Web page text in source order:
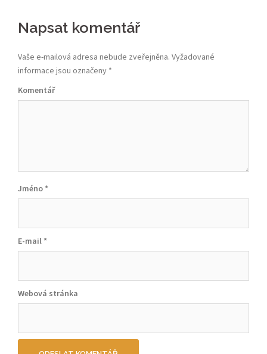
Post
navigation
Napsat komentář
Vaše e-mailová adresa nebude zveřejněna. Vyžadované
informace jsou označeny *
Komentář
Jméno *
E-mail *
Webová stránka